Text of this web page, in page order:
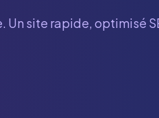
Un site rapide, optimisé